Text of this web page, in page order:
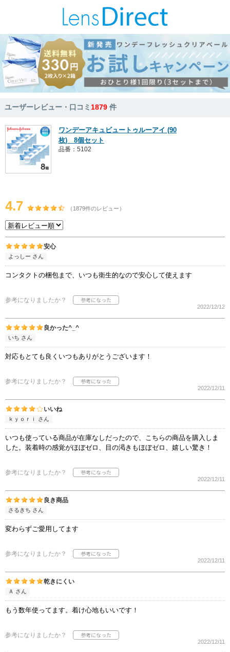
ユーザーレビュー・口コミ1879 件
ワンデーアキュビュートゥルーアイ (90
枚) 8個セット
品番：5102
4.7 （1879件のレビュー）
安心
よっしー さん
コンタクトの梱包まで、いつも衛生的なので安心して使えます
参考になりましたか？
2022/12/12
良かった^_^
いち さん
対応もとても良くいつもありがとうございます！
参考になりましたか？
2022/12/11
いいね
ｋｙｏｒｉ さん
いつも使っている商品が在庫なしだったので、こちらの商品を購入しま
した。装着時の感覚がほぼゼロ、目の渇きもほぼゼロ、嬉しい驚き！
参考になりましたか？
2022/12/11
良き商品
さるきち さん
変わらずご愛用してます
参考になりましたか？
2022/12/11
乾きにくい
Ａ さん
もう数年使ってます。着け心地もいいです！
参考になりましたか？
2022/12/11